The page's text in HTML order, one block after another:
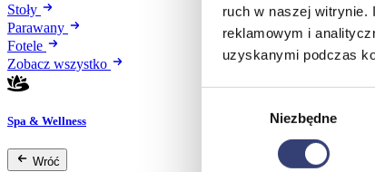
ruch w naszej witrynie.
reklamowym i
uzyskanymi podczas
Niezbędne
Stoły
Parawany
Fotele
Zobacz wszystko
Spa & Wellness
Wróć